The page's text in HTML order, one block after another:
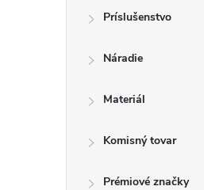
Príslušenstvo
Náradie
Materiál
Komisný tovar
Prémiové značky